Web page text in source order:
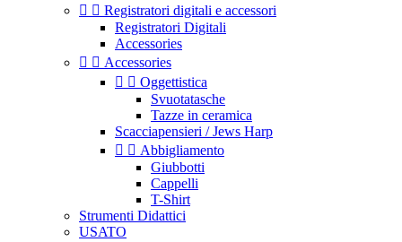
  Registratori digitali e accessori
Registratori Digitali
Accessories
  Accessories
  Oggettistica
Svuotatasche
Tazze in ceramica
Scacciapensieri / Jews Harp
  Abbigliamento
Giubbotti
Cappelli
T-Shirt
Strumenti Didattici
USATO